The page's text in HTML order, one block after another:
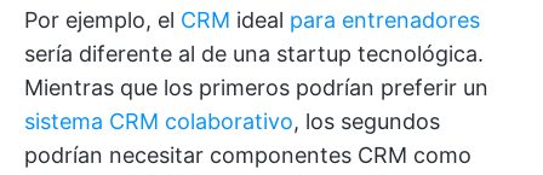
Por ejemplo, el CRM ideal para entrenadores
sería diferente al de una startup tecnológica.
Mientras que los primeros podrían preferir un
sistema CRM colaborativo, los segundos
podrían necesitar componentes CRM como